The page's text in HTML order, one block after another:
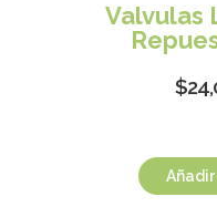
Valvulas
$